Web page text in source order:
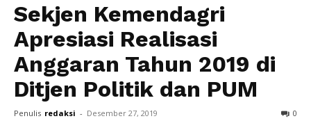
Sekjen Kemendagri
Apresiasi Realisasi
Anggaran Tahun 2019 di
Ditjen Politik dan PUM
Penulis redaksi - Desember 27, 2019 0